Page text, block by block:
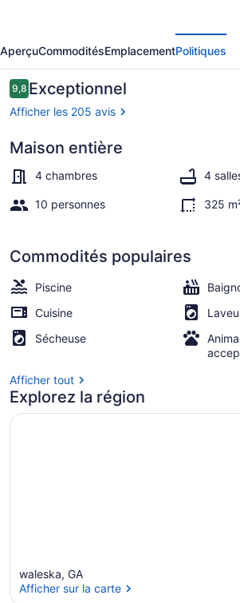
Lake
Front,
PET,
Game
Dock,
Swim-
Fish-
Fire
NEW
BOAT
RENTAL
AperçuCommoditésEmplacementPolitiques
Avis
9,89,8 sur 10 –
Exceptionnel
Afficher les 205 avis
Maison entière
4 chambres 4
10 personnes 325
Commodités populaires
Piscine
Cuisine
Sécheuse
Afficher tout
Explorez la région
waleska, GA
Afficher sur la carte